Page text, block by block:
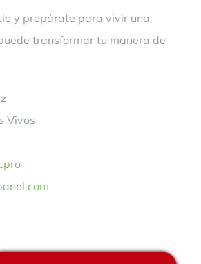
y prepárate para vivir una
transformar tu manera de
Vivos